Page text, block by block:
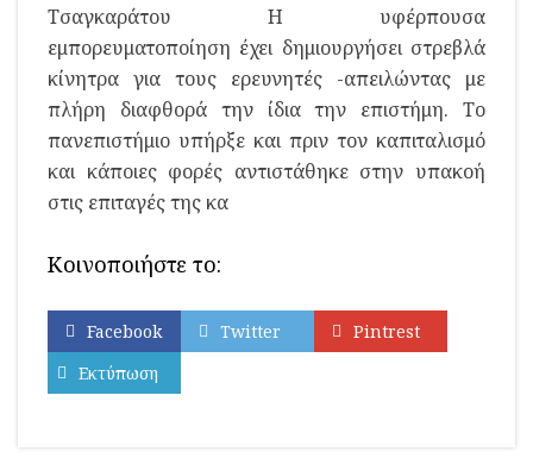
Τσαγκαράτου Η υφέρπουσα
εμπορευματοποίηση έχει δημιουργήσει στρεβλά
κίνητρα για τους ερευνητές -απειλώντας με
πλήρη διαφθορά την ίδια την επιστήμη. Το
πανεπιστήμιο υπήρξε και πριν τον καπιταλισμό
και κάποιες φορές αντιστάθηκε στην υπακοή
στις επιταγές της κα
Κοινοποιήστε το:
Facebook Twitter
Pintrest
Εκτύπωση